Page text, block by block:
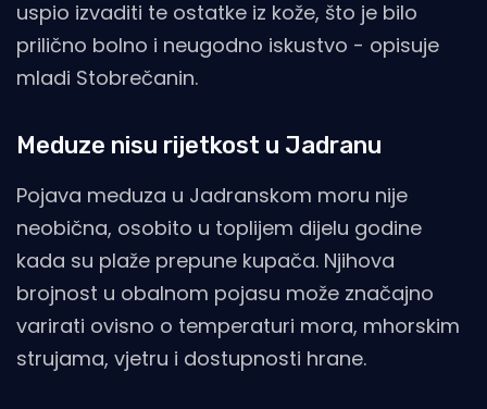
uspio izvaditi te ostatke iz kože, što je bilo
prilično bolno i neugodno iskustvo - opisuje
mladi Stobrečanin.
Meduze nisu rijetkost u Jadranu
Pojava meduza u Jadranskom moru nije
neobična, osobito u toplijem dijelu godine
kada su plaže prepune kupača. Njihova
brojnost u obalnom pojasu može značajno
varirati ovisno o temperaturi mora, mhorskim
strujama, vjetru i dostupnosti hrane.